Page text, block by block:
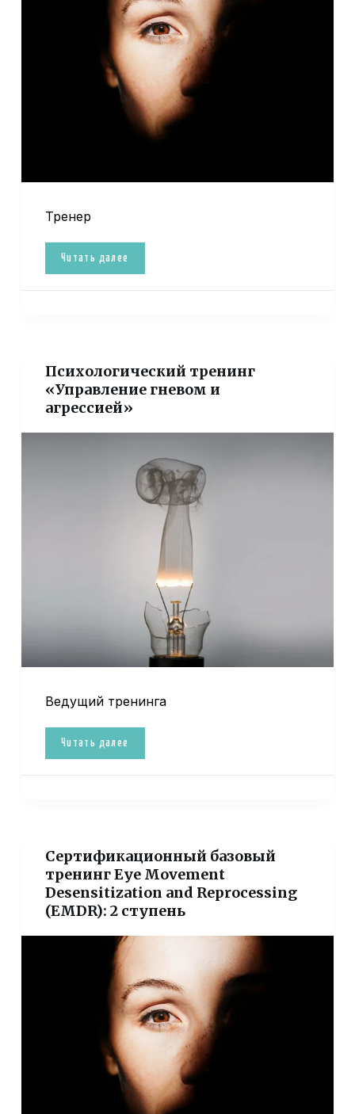
Тренер
Читать далее
Психологический тренинг
«Управление гневом и
агрессией»
Ведущий тренинга
Читать далее
Сертификационный базовый
тренинг Eye Movement
Desensitization and Reprocessing
(EMDR): 2 ступень